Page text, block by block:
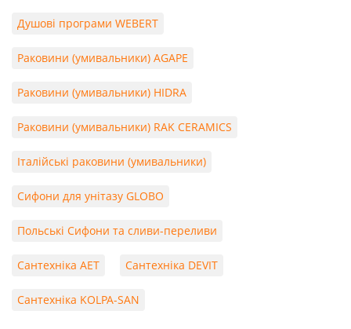
Душові програми WEBERT
Раковини (умивальники) AGAPE
Раковини (умивальники) HIDRA
Раковини (умивальники) RAK CERAMICS
Італійські раковини (умивальники)
Сифони для унітазу GLOBO
Польські Сифони та сливи-переливи
Сантехніка AET Сантехніка DEVIT
Сантехніка KOLPA-SAN